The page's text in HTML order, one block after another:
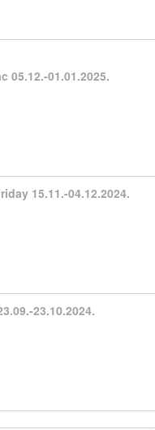
05.12.-01.01.2025.
15.11.-04.12.2024.
23.10.2024.